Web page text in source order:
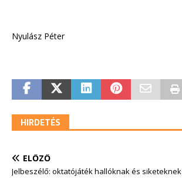
Nyulász Péter
HIRDETÉS
ELŐZŐ
Jelbeszélő: oktatójáték hallóknak és siketeknek